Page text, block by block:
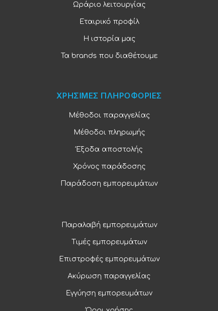
Ωράριο λειτουργίας
Εταιρικό προφίλ
Η ιστορία μας
Τα brands που διαθέτουμε
ΧΡΗΣΙΜΕΣ ΠΛΗΡΟΦΟΡΙΕΣ
Μέθοδοι παραγγελίας
Μέθοδοι πληρωμής
Έξοδα αποστολής
Χρόνος παράδοσης
Παράδοση εμπορευμάτων
Παραλαβή εμπορευμάτων
Τιμές εμπορευμάτων
Επιστροφές εμπορευμάτων
Ακύρωση παραγγελίας
Εγγύηση εμπορευμάτων